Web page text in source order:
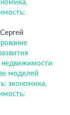
недвижимости
моделей
экономика,